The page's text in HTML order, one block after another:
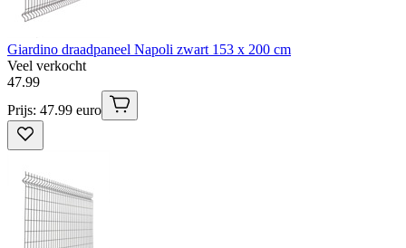
Giardino draadpaneel Napoli zwart 153 x 200 cm
Veel verkocht
47.99
Prijs: 47.99 euro